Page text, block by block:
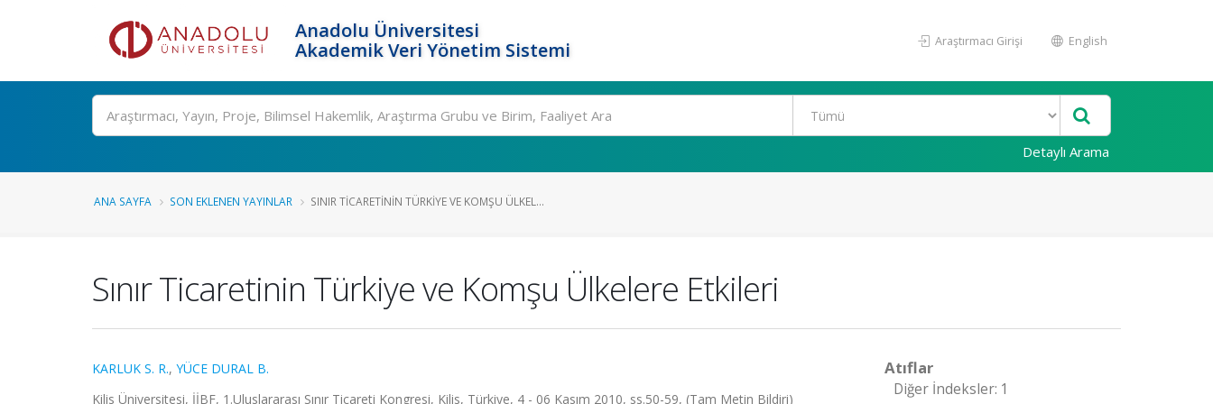
Anadolu Üniversitesi
Akademik Veri Yönetim Sistemi
Araştırmacı Girişi English
Ara
Detaylı Arama
ANA SAYFA SON EKLENEN YAYINLAR SINIR TICARETININ TÜRKIYE VE KOMŞU ÜLKEL...
Sınır Ticaretinin Türkiye ve Komşu Ülkelere Etkileri
KARLUK S. R., YÜCE DURAL B.
Kilis Üniversitesi, İİBF, 1.Uluslararası Sınır Ticareti Kongresi, Kilis, Türkiye, 4 - 06 Kasım 2010, ss.50-59, (Tam Metin Bildiri)
Atıflar
Diğer İndeksler: 1